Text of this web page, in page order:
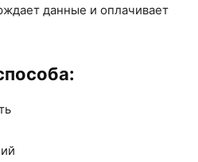
данные и оплачивает